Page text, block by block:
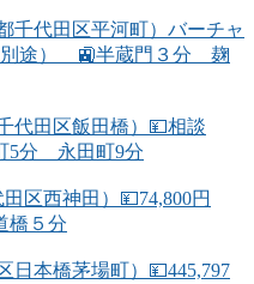
千代田区平河町）バーチャ
別途） 🚉半蔵門３分 麹
代田区飯田橋）💴相談
5分 永田町9分
区西神田）💴74,800円
橋５分
日本橋茅場町）💴445,797